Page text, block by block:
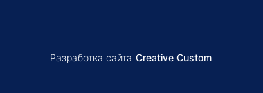
Разработка сайта Creative Custom